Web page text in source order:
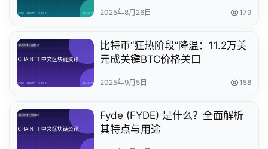
2025年8月26日 179
比特币“狂热阶段”降温：11.2万美
元成关键BTC价格关口
2025年9月5日 158
Fyde (FYDE) 是什么？全面解析
其特点与用途